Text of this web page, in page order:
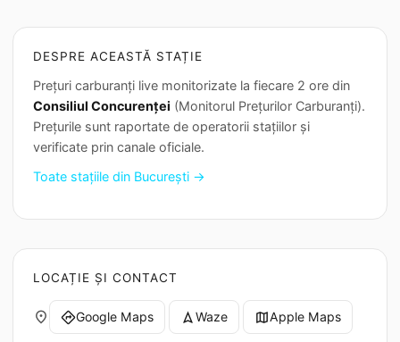
DESPRE ACEASTĂ STAȚIE
Prețuri carburanți live monitorizate la fiecare 2 ore din
Consiliul Concurenței (Monitorul Prețurilor Carburanți).
Prețurile sunt raportate de operatorii stațiilor și
verificate prin canale oficiale.
Toate stațiile din București →
LOCAȚIE ȘI CONTACT
place directionsGoogle Maps navigation Waze mapApple Maps